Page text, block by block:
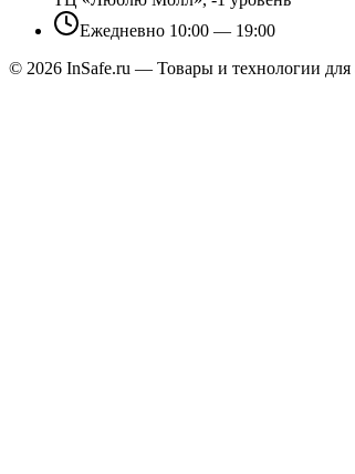
Ежедневно 10:00 — 19:00
© 2026 InSafe.ru — Товары и технологии для